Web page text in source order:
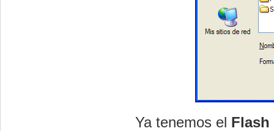
Ya tenemos el Flash